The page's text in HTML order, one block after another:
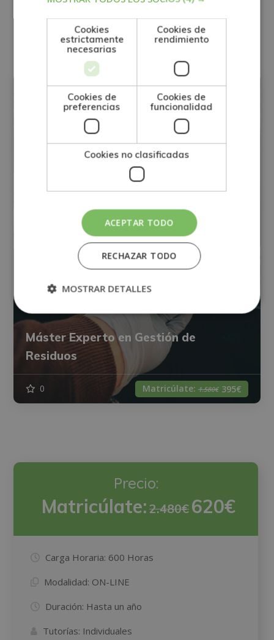
Otras titulaciones
MEDIO AMBIENTE
Máster Experto en Gestión de
Residuos
0 Matricúlate:1.580€ 395€
Precio:
Matricúlate:2.480€ 620€
Carga Horaria: 600 Horas
Modalidad: ON-LINE
Duración: Hasta un año
Tutorías: Individuales
Cookies
estrictamente
necesarias
Cookies de
rendimiento
Cookies de
preferencias
Cookies de
funcionalidad
Cookies no clasificadas
ACEPTAR TODO
RECHAZAR TODO
MOSTRAR DETALLES